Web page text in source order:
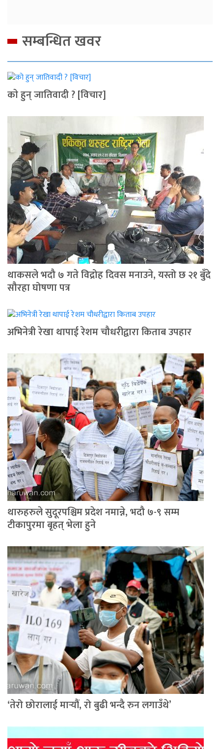
सम्बन्धित खवर
काे हुन् जातिवादी ? [विचार]
थाकसले भदौ ७ गते विद्रोह दिवस मनाउने, यस्तो छ २१ बुँदे
सौरहा घोषणा पत्र
अभिनेत्री रेखा थापाई रेशम चौधरीद्वारा किताब उपहार
थारुहरुले सुदूरपश्चिम प्रदेश नमान्ने, भदौ ७-९ सम्म
टीकापुरमा बृहत् भेला हुने
‘तेरो छोरालाई मार्‍यौं, रो बुढी भन्दै रुन लगाउँथे’